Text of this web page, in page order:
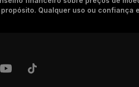
Qualquer uso ou confiança